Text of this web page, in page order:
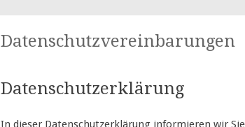
Datenschutzvereinbarungen
Datenschutzerklärung
In dieser Datenschutzerklärung informieren wir